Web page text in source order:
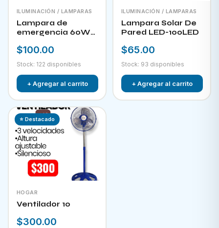
ILUMINACIÓN / LAMPARAS
Lampara de
emergencia 60W
$100.00
Stock: 122 disponibles
+ Agregar al carrito
ILUMINACIÓN / LAMPARAS
Lampara Solar De
Pared LED-100LED
$65.00
Stock: 93 disponibles
+ Agregar al carrito
⭐ Destacado
HOGAR
Ventilador 10
$300.00